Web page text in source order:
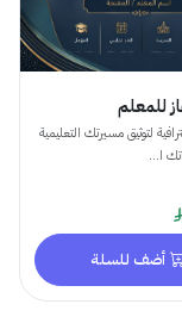
للمعلم
لتوثيق مسيرتك التعليمية
ا...
أضف للسلة